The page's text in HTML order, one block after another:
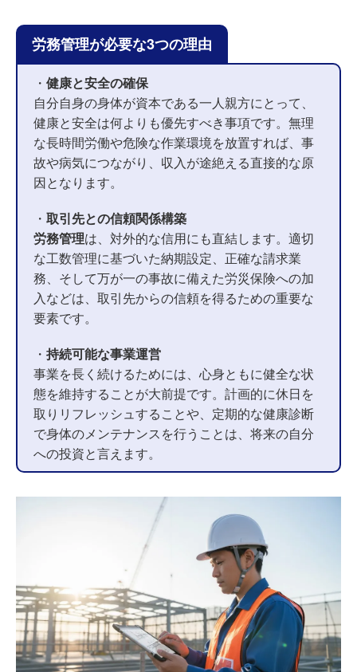
労務管理が必要な3つの理由
・ 健康と安全の確保
自分自身の身体が資本である一人親方にとって、
健康と安全は何よりも優先すべき事項です。無理
な長時間労働や危険な作業環境を放置すれば、事
故や病気につながり、収入が途絶える直接的な原
因となります。
・ 取引先との信頼関係構築
労務管理は、対外的な信用にも直結します。適切
な工数管理に基づいた納期設定、正確な請求業
務、そして万が一の事故に備えた労災保険への加
入などは、取引先からの信頼を得るための重要な
要素です。
・ 持続可能な事業運営
事業を長く続けるためには、心身ともに健全な状
態を維持することが大前提です。計画的に休日を
取りリフレッシュすることや、定期的な健康診断
で身体のメンテナンスを行うことは、将来の自分
への投資と言えます。